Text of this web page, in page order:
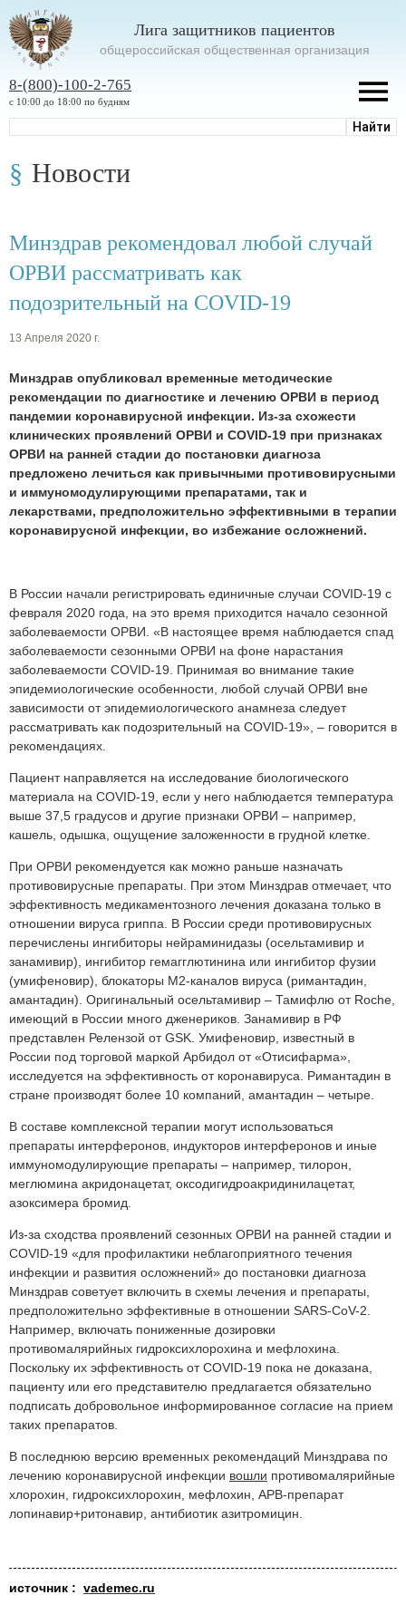
Лига защитников пациентов
oбщероссийская общественная организация
8-(800)-100-2-765
с 10:00 до 18:00 по будням
Новости
Минздрав рекомендовал любой случай
ОРВИ рассматривать как
подозрительный на COVID-19
13 Апреля 2020 г.
Минздрав опубликовал временные методические
рекомендации по диагностике и лечению ОРВИ в период
пандемии коронавирусной инфекции. Из-за схожести
клинических проявлений ОРВИ и COVID-19 при признаках
ОРВИ на ранней стадии до постановки диагноза
предложено лечиться как привычными противовирусными
и иммуномодулирующими препаратами, так и
лекарствами, предположительно эффективными в терапии
коронавирусной инфекции, во избежание осложнений.
В России начали регистрировать единичные случаи COVID-19 с
февраля 2020 года, на это время приходится начало сезонной
заболеваемости ОРВИ. «В настоящее время наблюдается спад
заболеваемости сезонными ОРВИ на фоне нарастания
заболеваемости COVID-19. Принимая во внимание такие
эпидемиологические особенности, любой случай ОРВИ вне
зависимости от эпидемиологического анамнеза следует
рассматривать как подозрительный на COVID-19», – говорится в
рекомендациях.
Пациент направляется на исследование биологического
материала на COVID-19, если у него наблюдается температура
выше 37,5 градусов и другие признаки ОРВИ – например,
кашель, одышка, ощущение заложенности в грудной клетке.
При ОРВИ рекомендуется как можно раньше назначать
противовирусные препараты. При этом Минздрав отмечает, что
эффективность медикаментозного лечения доказана только в
отношении вируса гриппа. В России среди противовирусных
перечислены ингибиторы нейраминидазы (осельтамивир и
занамивир), ингибитор гемагглютинина или ингибитор фузии
(умифеновир), блокаторы М2-каналов вируса (римантадин,
амантадин). Оригинальный осельтамивир – Тамифлю от Roche,
имеющий в России много дженериков. Занамивир в РФ
представлен Релензой от GSK. Умифеновир, известный в
России под торговой маркой Арбидол от «Отисифарма»,
исследуется на эффективность от коронавируса. Римантадин в
стране производят более 10 компаний, амантадин – четыре.
В составе комплексной терапии могут использоваться
препараты интерферонов, индукторов интерферонов и иные
иммуномодулирующие препараты – например, тилорон,
меглюмина акридонацетат, оксодигидроакридинилацетат,
азоксимера бромид.
Из-за сходства проявлений сезонных ОРВИ на ранней стадии и
COVID-19 «для профилактики неблагоприятного течения
инфекции и развития осложнений» до постановки диагноза
Минздрав советует включить в схемы лечения и препараты,
предположительно эффективные в отношении SARS-CoV-2.
Например, включать пониженные дозировки
противомалярийных гидроксихлорохина и мефлохина.
Поскольку их эффективность от COVID-19 пока не доказана,
пациенту или его представителю предлагается обязательно
подписать добровольное информированное согласие на прием
таких препаратов.
В последнюю версию временных рекомендаций Минздрава по
лечению коронавирусной инфекции вошли противомалярийные
хлорохин, гидроксихлорохин, мефлохин, АРВ-препарат
лопинавир+ритонавир, антибиотик азитромицин
источник : vademec.ru